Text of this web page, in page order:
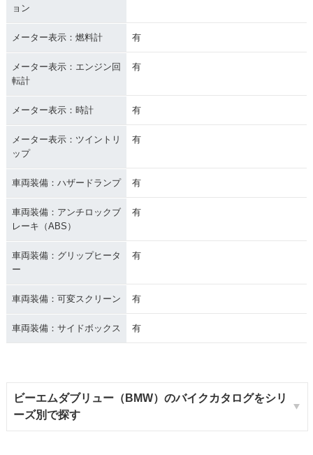
ョン
メーター表示：燃料計 有
メーター表示：エンジン回
転計
有
メーター表示：時計 有
メーター表示：ツイントリ
ップ
有
車両装備：ハザードランプ 有
車両装備：アンチロックブ
レーキ（ABS）
有
車両装備：グリップヒータ
ー
有
車両装備：可変スクリーン 有
車両装備：サイドボックス 有
ビーエムダブリュー（BMW）のバイクカタログをシリ
ーズ別で探す